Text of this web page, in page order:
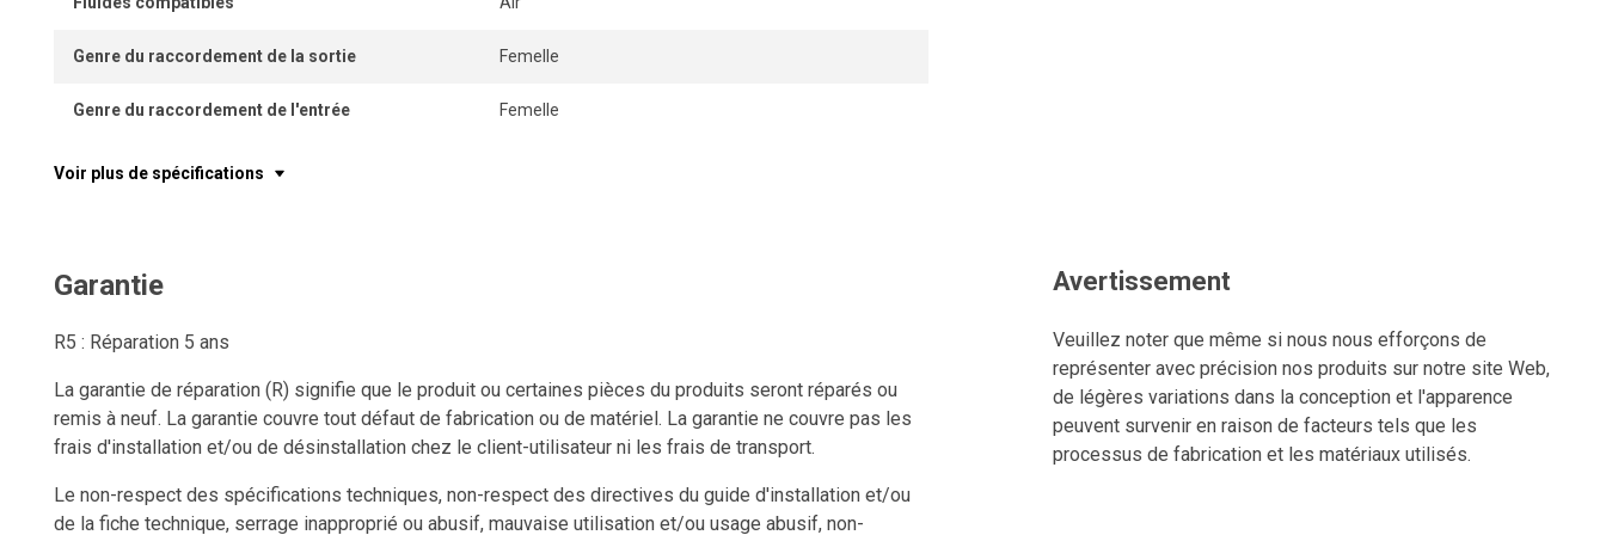
Genre du raccordement de la sortie Femelle
Genre du raccordement de l'entrée Femelle
Voir plus de spécifications
Garantie
R5 : Réparation 5 ans
La garantie de réparation (R) signifie que le produit ou certaines pièces du produits seront réparés ou
remis à neuf. La garantie couvre tout défaut de fabrication ou de matériel. La garantie ne couvre pas les
frais d'installation et/ou de désinstallation chez le client-utilisateur ni les frais de transport.
Le non-respect des spécifications techniques, non-respect des directives du guide d'installation et/ou
de la fiche technique, serrage inapproprié ou abusif, mauvaise utilisation et/ou usage abusif, non-
Avertissement
Veuillez noter que même si nous nous efforçons de
représenter avec précision nos produits sur notre site Web,
de légères variations dans la conception et l'apparence
peuvent survenir en raison de facteurs tels que les
processus de fabrication et les matériaux utilisés.